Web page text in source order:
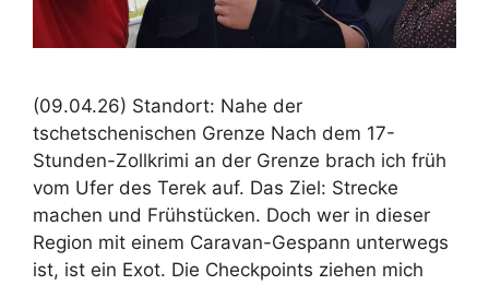
(09.04.26) Standort: Nahe der
tschetschenischen Grenze Nach dem 17-
Stunden-Zollkrimi an der Grenze brach ich früh
vom Ufer des Terek auf. Das Ziel: Strecke
machen und Frühstücken. Doch wer in dieser
Region mit einem Caravan-Gespann unterwegs
ist, ist ein Exot. Die Checkpoints ziehen mich